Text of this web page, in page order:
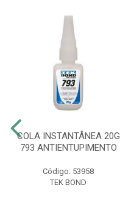
COLA INSTANTÂNEA 20G
793 ANTIENTUPIMENTO
Código: 53958
TEK BOND